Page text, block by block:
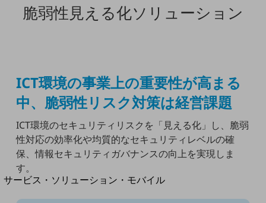
Smart Mobility
Smart Worksite
地域経済のさらなる活性化に取り組みます
自治体・地域社会との共創
LGPF(Local Government Platform)
別ウィンドウで開きます
サービス・ソリューション・モバイル
サービス・ソリューションTOP
脆弱性見える化ソリューション
ICT環境の事業上の重要性が高まる
中、脆弱性リスク対策は経営課題
ICT環境のセキュリティリスクを「見える化」し、脆弱
性対応の効率化や均質的なセキュリティレベルの確
保、情報セキュリティガバナンスの向上を実現しま
す。